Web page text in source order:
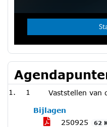
1 Vaststellen van
Bijlagen
250925
62